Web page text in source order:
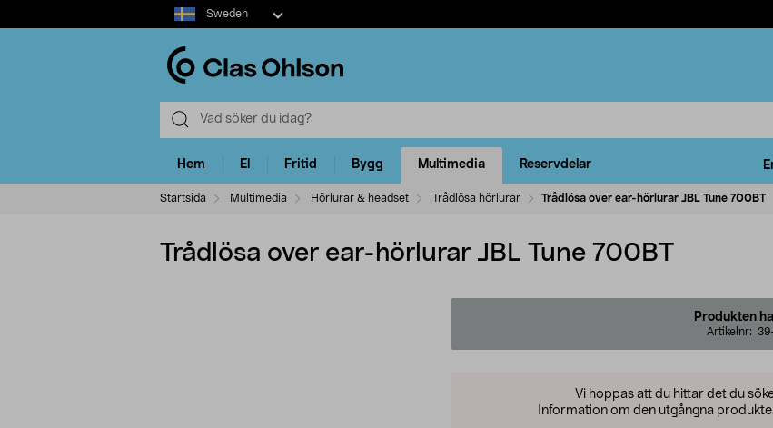
Select
market
Sweden
Hem El Fritid Bygg Multimedia Reservdelar
Startsida Multimedia Hörlurar & headset Trådlösa hörlurar Trådlösa over ear-hörlurar JBL Tune 700BT
Trådlösa over ear-hörlurar JBL Tune 700BT
Produkten
Artikelnr:
Vi hoppas att du hittar det du
Information om den utgångna